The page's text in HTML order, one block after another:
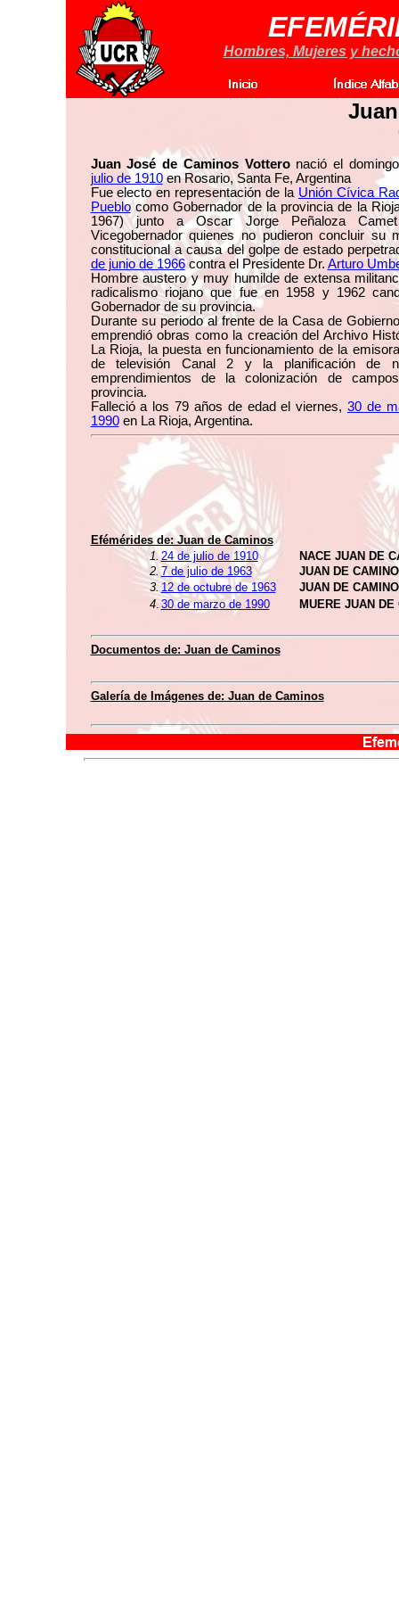
Hombres, Mujeres y
Juan José de Caminos Votteronació el
julio de 1910en Rosario, Santa Fe, Argentina
Fue electo en representación de la Unión Cívica
Pueblocomo Gobernador de la provincia de la
1967) junto a Oscar Jorge Peñaloza
Vicegobernador quienes no pudieron concluir su
constitucional a causa del golpe de estado
de junio de 1966contra el Presidente Dr. Arturo
Hombre austero y muy humilde de extensa
radicalismo riojano que fue en 1958 y 1962
Gobernador de su provincia.
Durante su periodo al frente de la Casa de
emprendió obras como la creación del Archivo
La Rioja, la puesta en funcionamiento de la
de televisión Canal 2 y la planificación de
emprendimientos de la colonización de
provincia.
Falleció a los 79 años de edad el viernes, 30 de
1990en La Rioja, Argentina.
Efémérides de: Juan de Caminos
1.24 de julio de 1910
NACE JUAN DE
2. 7 de julio de 1963
JUAN DE
3. 12 de octubre de 1963
JUAN DE
4.30 de marzo de 1990 MUERE JUAN DE
Documentos de: Juan de Caminos
Galería de Imágenes de: Juan de Caminos